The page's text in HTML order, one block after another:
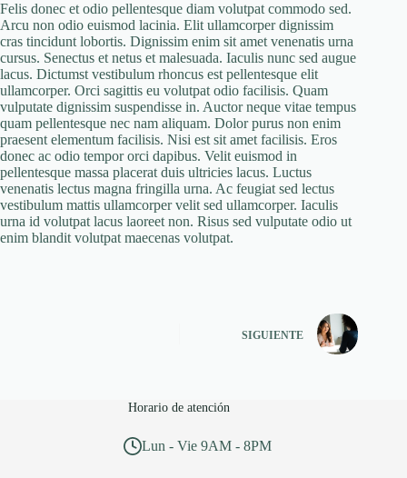
Felis donec et odio pellentesque diam volutpat commodo sed.
Arcu non odio euismod lacinia. Elit ullamcorper dignissim
cras tincidunt lobortis. Dignissim enim sit amet venenatis urna
cursus. Senectus et netus et malesuada. Iaculis nunc sed augue
lacus. Dictumst vestibulum rhoncus est pellentesque elit
ullamcorper. Orci sagittis eu volutpat odio facilisis. Quam
vulputate dignissim suspendisse in. Auctor neque vitae tempus
quam pellentesque nec nam aliquam. Dolor purus non enim
praesent elementum facilisis. Nisi est sit amet facilisis. Eros
donec ac odio tempor orci dapibus. Velit euismod in
pellentesque massa placerat duis ultricies lacus. Luctus
venenatis lectus magna fringilla urna. Ac feugiat sed lectus
vestibulum mattis ullamcorper velit sed ullamcorper. Iaculis
urna id volutpat lacus laoreet non. Risus sed vulputate odio ut
enim blandit volutpat maecenas volutpat.
SIGUIENTE
Horario de atención
Lun - Vie 9AM - 8PM